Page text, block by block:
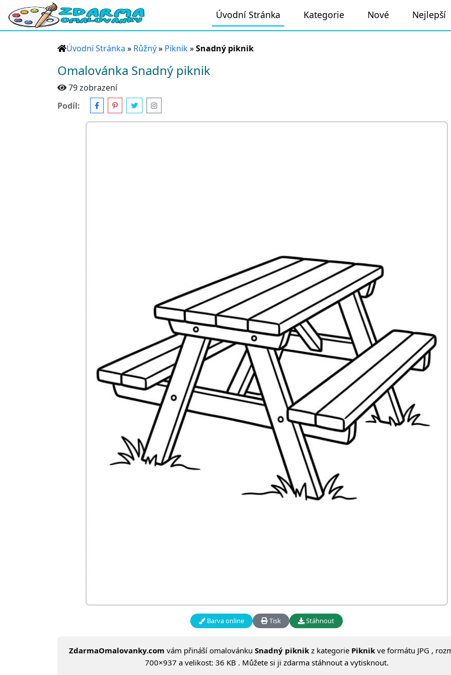
Úvodní Stránka Kategorie Nové Nejlepší
Úvodní Stránka » Růžný» Piknik»Snadný piknik
Omalovánka Snadný piknik
79 zobrazení
Podíl:
Barva online Tisk Stáhnout
ZdarmaOmalovanky.com vám přináší omalovánku Snadný piknikz kategorie Piknikve formátu JPG ,
700×937 a velikost: 36 KB . Můžete si ji zdarma stáhnout a vytisknout.